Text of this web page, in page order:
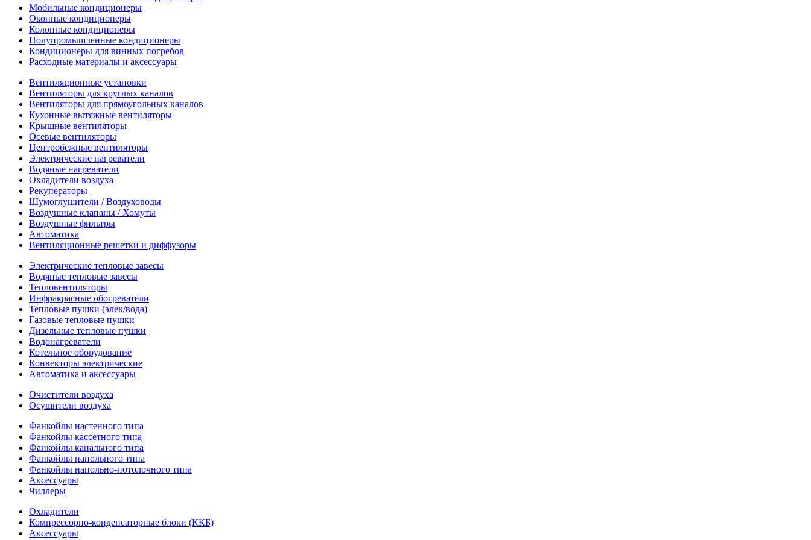
Мобильные кондиционеры
Оконные кондиционеры
Колонные кондиционеры
Полупромышленные кондиционеры
Кондиционеры для винных погребов
Расходные материалы и аксессуары
Вентиляционные установки
Вентиляторы для круглых каналов
Вентиляторы для прямоугольных каналов
Кухонные вытяжные вентиляторы
Крышные вентиляторы
Осевые вентиляторы
Центробежные вентиляторы
Электрические нагреватели
Водяные нагреватели
Охладители воздуха
Рекуператоры
Шумоглушители / Воздуховоды
Воздушные клапаны / Хомуты
Воздушные фильтры
Автоматика
Вентиляционные решетки и диффузоры
Электрические тепловые завесы
Водяные тепловые завесы
Тепловентиляторы
Инфракрасные обогреватели
Тепловые пушки (элек/вода)
Газовые тепловые пушки
Дизельные тепловые пушки
Водонагреватели
Котельное оборудование
Конвекторы электрические
Автоматика и аксессуары
Очистители воздуха
Осушители воздуха
Фанкойлы настенного типа
Фанкойлы кассетного типа
Фанкойлы канального типа
Фанкойлы напольного типа
Фанкойлы напольно-потолочного типа
Аксессуары
Чиллеры
Охладители
Компрессорно-конденсаторные блоки (ККБ)
Аксессуары